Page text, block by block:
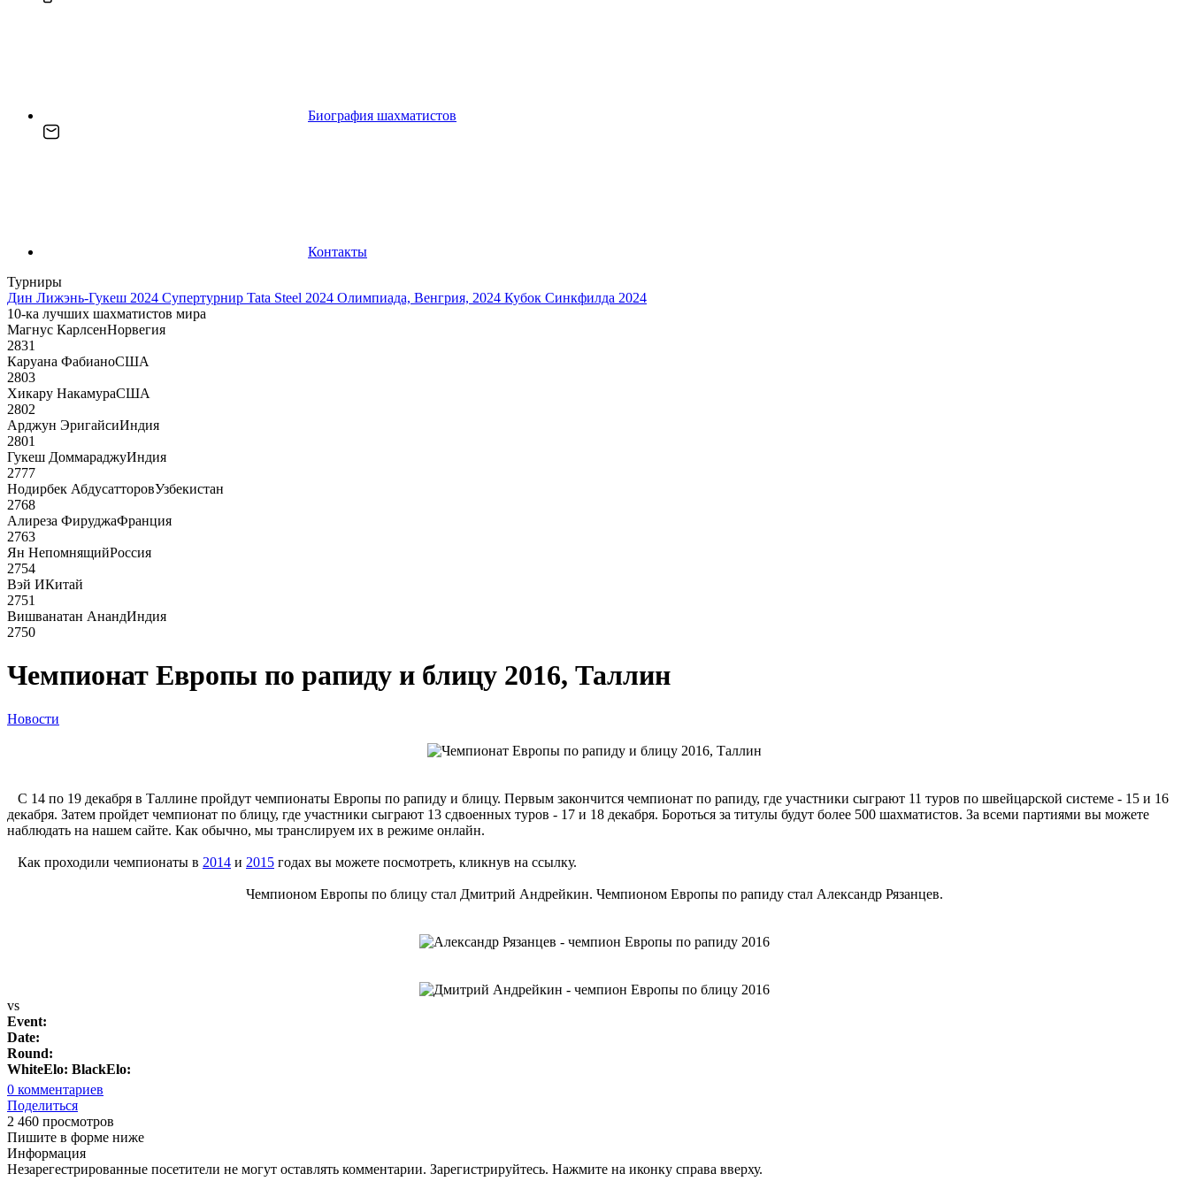
Биография шахматистов
Контакты
Турниры
Дин Лижэнь-Гукеш 2024 Супертурнир Tata Steel 2024 Олимпиада, Венгрия, 2024 Кубок Синкфилда 2024
10-ка лучших шахматистов мира
Магнус КарлсенНорвегия
2831
Каруана ФабианоСША
2803
Хикару НакамураСША
2802
Арджун ЭригайсиИндия
2801
Гукеш ДоммараджуИндия
2777
Нодирбек АбдусатторовУзбекистан
2768
Алиреза ФируджаФранция
2763
Ян НепомнящийРоссия
2754
Вэй ИКитай
2751
Вишванатан АнандИндия
2750
Чемпионат Европы по рапиду и блицу 2016, Таллин
Новости
С 14 по 19 декабря в Таллине пройдут чемпионаты Европы по рапиду и блицу. Первым закончится чемпионат по рапиду, где участники сыграют 11 туров по швейцарской системе - 15 и 16
декабря. Затем пройдет чемпионат по блицу, где участники сыграют 13 сдвоенных туров - 17 и 18 декабря. Бороться за титулы будут более 500 шахматистов. За всеми партиями вы можете
наблюдать на нашем сайте. Как обычно, мы транслируем их в режиме онлайн.
Как проходили чемпионаты в 2014 и 2015 годах вы можете посмотреть, кликнув на ссылку.
Чемпионом Европы по блицу стал Дмитрий Андрейкин. Чемпионом Европы по рапиду стал Александр Рязанцев.
vs
Event:
Date:
Round:
WhiteElo: BlackElo:
0 комментариев
Поделиться
2 460 просмотров
Пишите в форме ниже
Информация
Незарегестрированные посетители не могут оставлять комментарии. Зарегистрируйтесь. Нажмите на иконку справа вверху.